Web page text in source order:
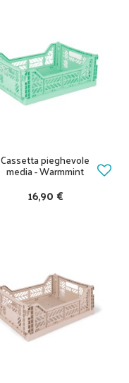
Cassetta pieghevole
media - Warmmint
16,90 €